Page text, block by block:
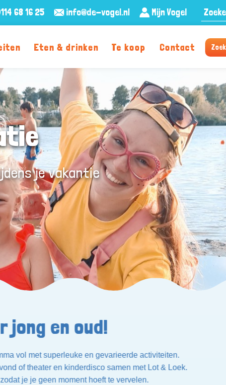
68 16 25 info@de-vogel.nl Mijn Vogel
Eten & drinken Te koop Contact
je vakantie
en oud!
vol met superleuke en gevarieerde activiteiten.
of theater en kinderdisco samen met Lot & Loek.
je je geen moment hoeft te vervelen.